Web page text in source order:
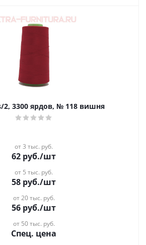
2, 3300 ярдов, № 118 вишня
от 3 тыс. руб.
62 руб./шт
от 5 тыс. руб.
58 руб./шт
от 20 тыс. руб.
56 руб./шт
от 50 тыс. руб.
Спец. цена